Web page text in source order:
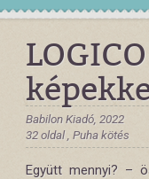
Babilon Kiadó, 2022
32 oldal , Puha kötés
Együtt mennyi? –